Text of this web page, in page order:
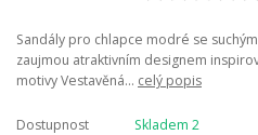
Sandály pro chlapce modré se
zaujmou atraktivním designem
motivy Vestavěná... celý popis
Dostupnost
Skladem 2